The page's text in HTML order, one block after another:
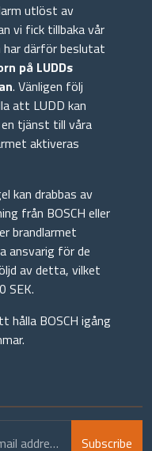
utlöst av
vi fick tillbaka vår
har därför beslutat
på LUDDs
. Vänligen följ
att LUDD kan
tjänst till våra
aktiveras
kan drabbas av
från BOSCH eller
brandlarmet
ansvarig för de
av detta, vilket
SEK.
hålla BOSCH igång
Email address Subscribe